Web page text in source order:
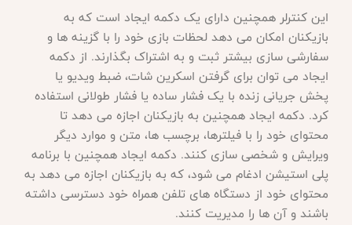
این کنترلر همچنین دارای یک دکمه ایجاد است که به
بازیکنان امکان می دهد لحظات بازی خود را با گزینه ها و
سفارشی سازی بیشتر ثبت و به اشتراک بگذارند. از دکمه
ایجاد می توان برای گرفتن اسکرین شات، ضبط ویدیو یا
پخش جریانی زنده با یک فشار ساده یا فشار طولانی استفاده
کرد. دکمه ایجاد همچنین به بازیکنان اجازه می دهد تا
محتوای خود را با فیلترها، برچسب ها، متن و موارد دیگر
ویرایش و شخصی سازی کنند. دکمه ایجاد همچنین با برنامه
پلی استیشن ادغام می شود، که به بازیکنان اجازه می دهد به
محتوای خود از دستگاه های تلفن همراه خود دسترسی داشته
باشند و آن ها را مدیریت کنند.